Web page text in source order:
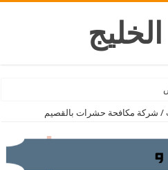
/ شركة مكافحة حشرات بالقصيم